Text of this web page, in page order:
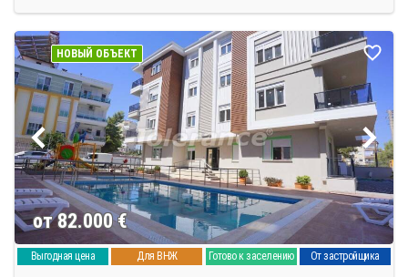
от 82.000€
НОВЫЙ ОБЪЕКТ
Выгодная цена Для ВНЖ Готово к заселению От застройщика